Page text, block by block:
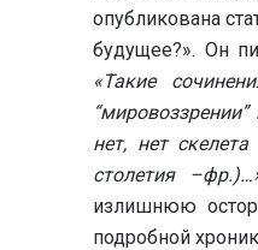
опубликована
будущее?». Он
«Такие
нет, нет
столетия
излишнюю
подробной